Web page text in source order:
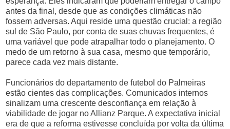
antes da final, desde que as condições climáticas não
fossem adversas. Aqui reside uma questão crucial: a região
sul de São Paulo, por conta de suas chuvas frequentes, é
uma variável que pode atrapalhar todo o planejamento. O
medo de um retorno à sua casa, mesmo que temporário,
parece cada vez mais distante.
Funcionários do departamento de futebol do Palmeiras
estão cientes das complicações. Comunicados internos
sinalizam uma crescente desconfiança em relação à
viabilidade de jogar no Allianz Parque. A expectativa inicial
era de que a reforma estivesse concluída por volta da última